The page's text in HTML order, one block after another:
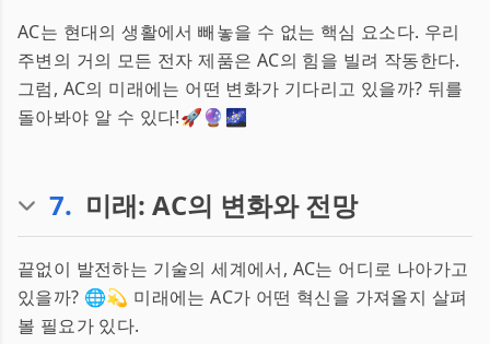
AC는 현대의 생활에서 빼놓을 수 없는 핵심 요소다. 우리
주변의 거의 모든 전자 제품은 AC의 힘을 빌려 작동한다.
그럼, AC의 미래에는 어떤 변화가 기다리고 있을까? 뒤를
돌아봐야 알 수 있다!🚀🔮🌌
7. 미래: AC의 변화와 전망
끝없이 발전하는 기술의 세계에서, AC는 어디로 나아가고
있을까? 🌐💫 미래에는 AC가 어떤 혁신을 가져올지 살펴
볼 필요가 있다.